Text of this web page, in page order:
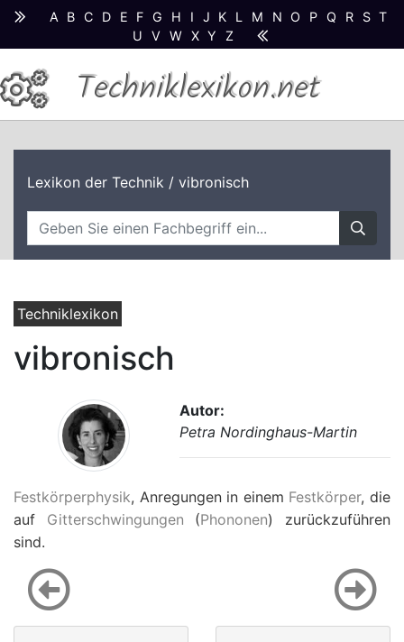
A B C D E F G H I J K L M N O P Q R S T
U
V W X Y Z
Techniklexikon.net
Lexikon der Technik / vibronisch
Techniklexikon
vibronisch
Autor:
Petra Nordinghaus-Martin
Festkörperphysik, Anregungen in einem Festkörper, die
auf Gitterschwingungen (Phononen) zurückzuführen
sind.